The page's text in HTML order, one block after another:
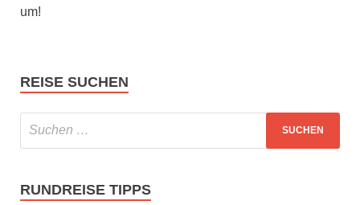
um!
REISE SUCHEN
RUNDREISE TIPPS